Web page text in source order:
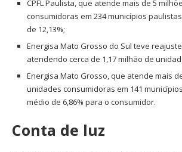
CPFL Paulista, que atende mais de 5
consumidoras em 234 municípios
de 12,13%;
Energisa Mato Grosso do Sul teve
atendendo cerca de 1,17 milhão de
Energisa Mato Grosso, que atende mais
unidades consumidoras em 141
médio de 6,86% para o consumidor.
Conta de luz